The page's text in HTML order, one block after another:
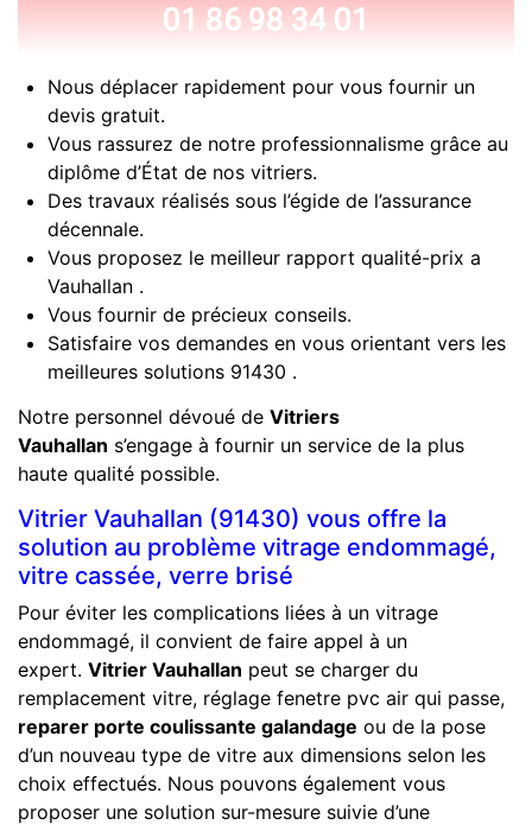
01 86 98 34 01
Nous déplacer rapidement pour vous fournir un
devis gratuit.
Vous rassurez de notre professionnalisme grâce au
diplôme d’État de nos vitriers.
Des travaux réalisés sous l’égide de l’assurance
décennale.
Vous proposez le meilleur rapport qualité-prix a
Vauhallan .
Vous fournir de précieux conseils.
Satisfaire vos demandes en vous orientant vers les
meilleures solutions 91430 .
Notre personnel dévoué de Vitriers
Vauhallan s’engage à fournir un service de la plus
haute qualité possible.
Vitrier Vauhallan (91430) vous offre la
solution au problème vitrage endommagé,
vitre cassée, verre brisé
Pour éviter les complications liées à un vitrage
endommagé, il convient de faire appel à un
expert. Vitrier Vauhallan peut se charger du
remplacement vitre, réglage fenetre pvc air qui passe,
reparer porte coulissante galandage ou de la pose
d’un nouveau type de vitre aux dimensions selon les
choix effectués. Nous pouvons également vous
proposer une solution sur-mesure suivie d’une